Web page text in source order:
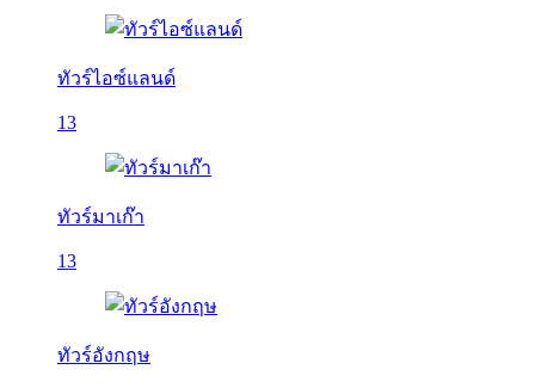
ทัวร์ไอซ์แลนด์
13
ทัวร์มาเก๊า
13
ทัวร์อังกฤษ